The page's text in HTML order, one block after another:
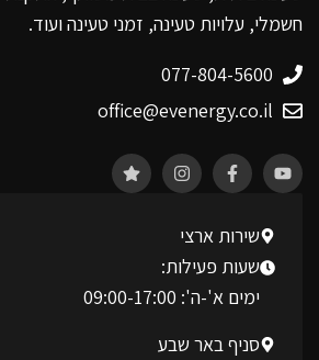
חשמלי, עלויות טעינה, זמני טעינה ועוד.
077-804-5600
office@evenergy.co.il
שירות ארצי
שעות פעילות:
ימים א'-ה': 09:00-17:00
סניף באר שבע